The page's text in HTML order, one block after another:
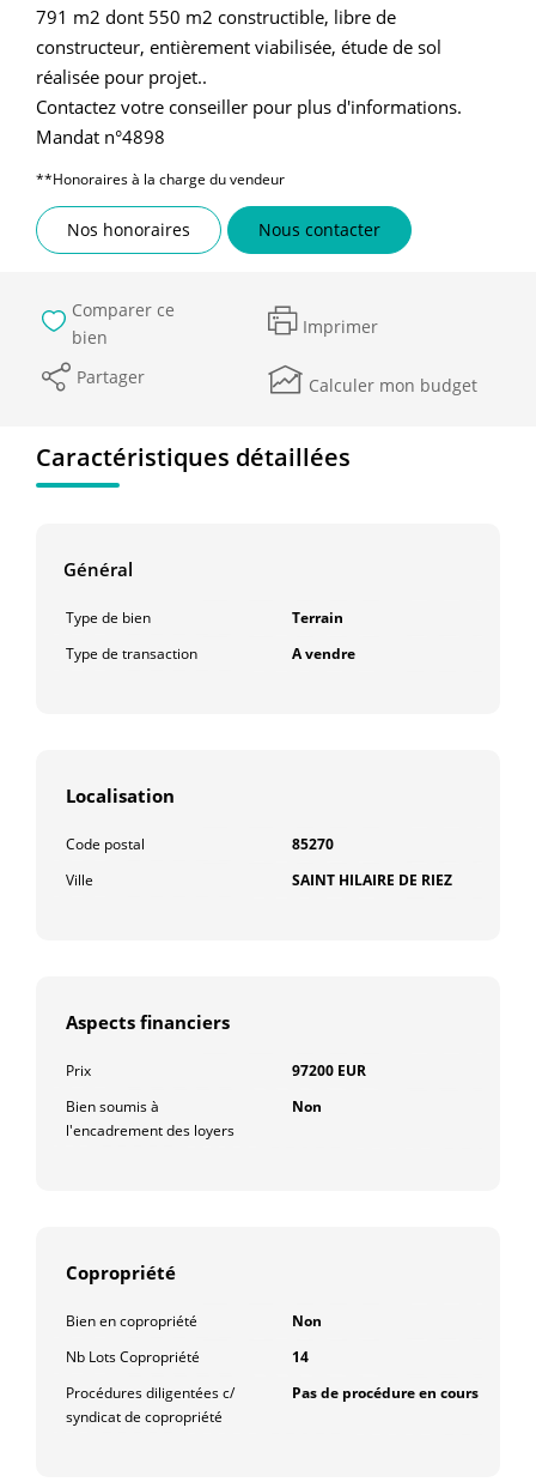
791 m2 dont 550 m2 constructible, libre de
constructeur, entièrement viabilisée, étude de sol
réalisée pour projet..
Contactez votre conseiller pour plus d'informations.
Mandat n°4898
**Honoraires à la charge du vendeur
Nos honoraires Nous contacter
Comparer ce
bien
Imprimer
Partager Calculer mon budget
Caractéristiques détaillées
Général
Type de bien
Terrain
Type de transaction
A vendre
Localisation
Code postal
85270
Ville
SAINT HILAIRE DE RIEZ
Aspects financiers
Prix
97200 EUR
Bien soumis à
l'encadrement des loyers
Non
Copropriété
Bien en copropriété
Non
Nb Lots Copropriété
14
Procédures diligentées c/
syndicat de copropriété
Pas de procédure en cours